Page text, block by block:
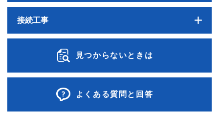
接続工事
見つからないときは
よくある質問と回答